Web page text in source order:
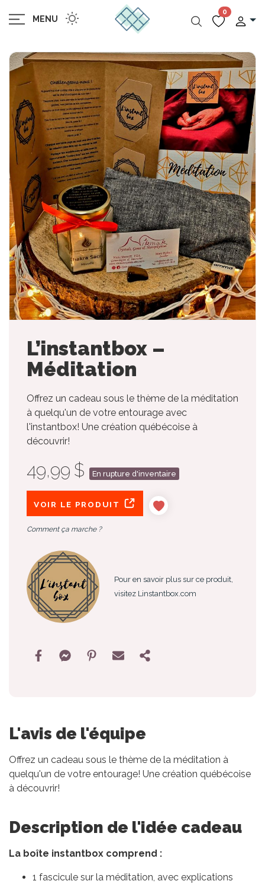
MENU
0
L’instantbox –
Méditation
Offrez un cadeau sous le thème de la méditation
à quelqu'un de votre entourage avec
l'instantbox! Une création québécoise à
découvrir!
49,99 $ En rupture d'inventaire
VOIR LE PRODUIT
Comment ça marche ?
Pour en savoir plus sur ce produit,
visitez Linstantbox.com
L'avis de l'équipe
Offrez un cadeau sous le thème de la méditation à
quelqu'un de votre entourage! Une création québécoise
à découvrir!
Description de l'idée cadeau
La boîte instantbox comprend :
1 fascicule sur la méditation, avec explications